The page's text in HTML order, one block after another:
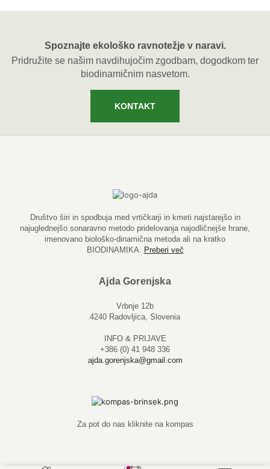
Spoznajte ekološko ravnotežje v naravi.
Pridružite se našim navdihujočim zgodbam, dogodkom ter
biodinamičnim nasvetom.
KONTAKT
Društvo širi in spodbuja med vrtičkarji in kmeti najstarejšo in
najuglednejšo sonaravno metodo pridelovanja najodličnejše hrane,
imenovano biološko-dinamična metoda ali na kratko
BIODINAMIKA. Preberi več
Ajda Gorenjska
Vrbnje 12b
4240 Radovljica, Slovenia
INFO & PRIJAVE
+386 (0) 41 948 336
ajda.gorenjska@gmail.com
Za pot do nas kliknite na kompas